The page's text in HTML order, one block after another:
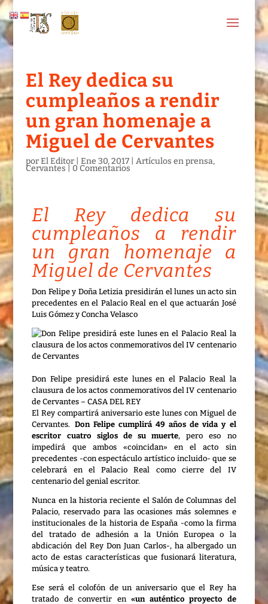
El Rey dedica su
cumpleaños a rendir
un gran homenaje a
Miguel de Cervantes
porEl Editor| Ene 30, 2017| Artículos en prensa,
Cervantes 0 Comentarios
El Rey dedica su
cumpleaños a rendir
un gran homenaje a
Miguel de Cervantes
Don Felipe y Doña Letizia presidirán el lunes un acto sin
precedentes en el Palacio Real en el que actuarán José
Luis Gómez y Concha Velasco
Don Felipe presidirá este lunes en el Palacio Real la
clausura de los actos conmemorativos del IV centenario
de Cervantes – CASA DEL REY
El Rey compartirá aniversario este lunes con Miguel de
Cervantes. Don Felipe cumplirá 49 años de vida y el
escritor cuatro siglos de su muerte, pero eso no
impedirá que ambos «coincidan» en el acto sin
precedentes -con espectáculo artístico incluido- que se
celebrará en el Palacio Real como cierre del IV
centenario del genial escritor.
Nunca en la historia reciente el Salón de Columnas del
Palacio, reservado para las ocasiones más solemnes e
institucionales de la historia de España -como la firma
del tratado de adhesión a la Unión Europea o la
abdicación del Rey Don Juan Carlos-, ha albergado un
acto de estas características que fusionará literatura,
música y teatro.
Ese será el colofón de un aniversario que el Rey ha
tratado de convertir en«un auténtico proyecto de